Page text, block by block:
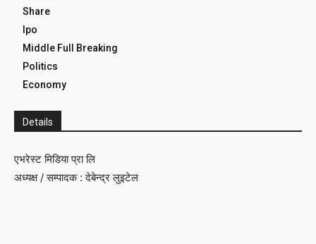
Share
Ipo
Middle Full Breaking
Politics
Economy
Details
एभरेस्ट मिडिया प्रा लि
अध्यक्ष / सम्पादक : देबेन्द्र लुइटेल